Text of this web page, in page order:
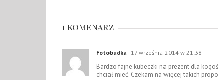
1 komenarz
Fotobudka 17 września 2014 w 21:38
Bardzo fajne kubeczki na prezent dla
chciał mieć. Czekam na więcej takich